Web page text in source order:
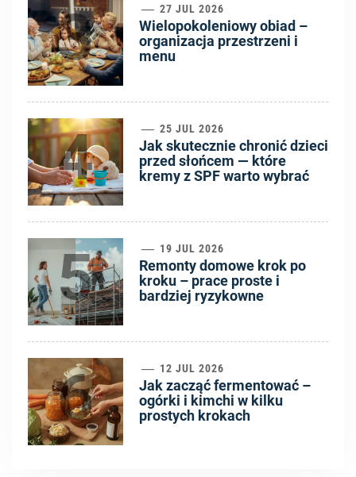
3 27 JUL 2026
Wielopokoleniowy obiad –
organizacja przestrzeni i
menu
4 25 JUL 2026
Jak skutecznie chronić dzieci
przed słońcem — które
kremy z SPF warto wybrać
5 19 JUL 2026
Remonty domowe krok po
kroku – prace proste i
bardziej ryzykowne
6 12 JUL 2026
Jak zacząć fermentować –
ogórki i kimchi w kilku
prostych krokach